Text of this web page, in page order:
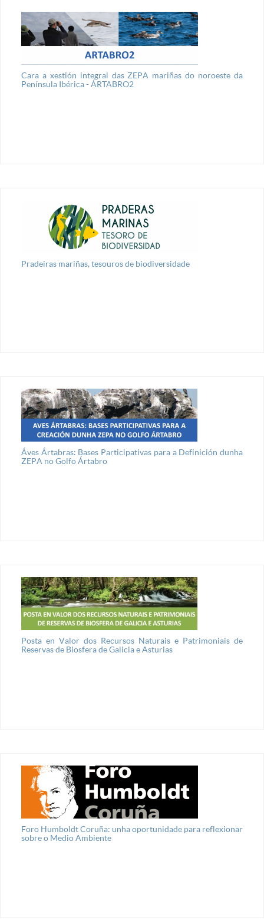
Cara a xestión integral das ZEPA mariñas do noroeste da
Península Ibérica - ÁRTABRO2
Pradeiras mariñas, tesouros de biodiversidade
Áves Ártabras: Bases Participativas para a Definición dunha
ZEPA no Golfo Ártabro
Posta en Valor dos Recursos Naturais e Patrimoniais de
Reservas de Biosfera de Galicia e Asturias
Foro Humboldt Coruña: unha oportunidade para reflexionar
sobre o Medio Ambiente